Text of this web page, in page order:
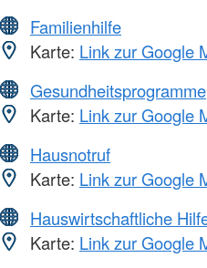
Familienhilfe
Karte: Link zur Google
Gesundheitsprogramme
Karte: Link zur Google
Hausnotruf
Karte: Link zur Google
Hauswirtschaftliche
Karte: Link zur Google